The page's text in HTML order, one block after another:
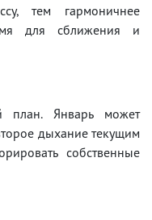
тем гармоничнее
для сближения и
план. Январь может
дыхание текущим
собственные